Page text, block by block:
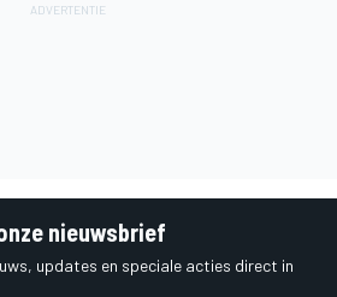
nieuwsbrief
updates en speciale acties direct in